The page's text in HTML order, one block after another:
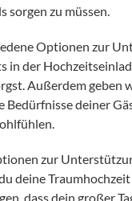
sorgen zu müssen.
Optionen zur
in der
Außerdem geben
deiner
zur
deine Traumhochzeit
dass dein großer